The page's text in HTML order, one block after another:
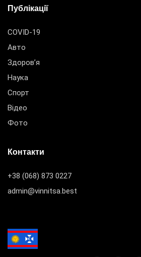
Публікації
COVID-19
Авто
Здоров’я
Наука
Спорт
Відео
Фото
Контакти
+38 (068) 873 0227
admin@vinnitsa.best